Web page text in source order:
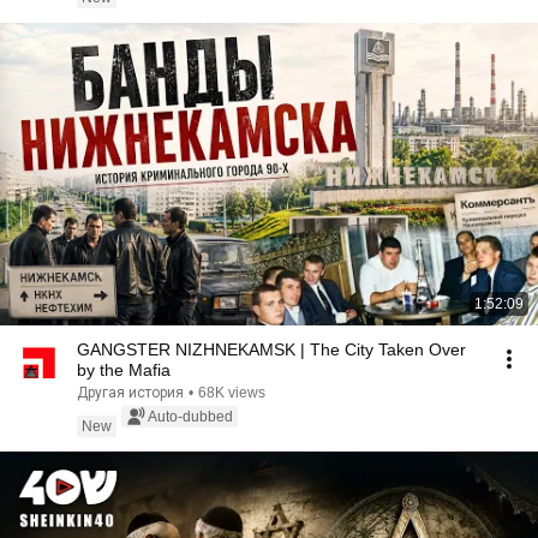
1:52:09
GANGSTER NIZHNEKAMSK | The City Taken Over
by the Mafia
Другая история • 68K views
New
Auto-dubbed